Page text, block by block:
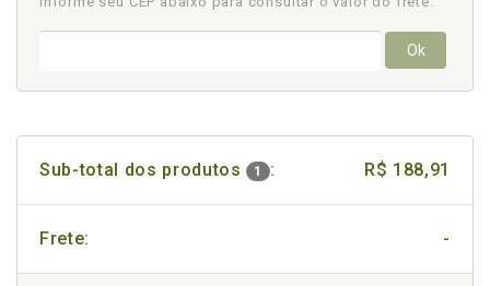
Ok
Sub-total dos produtos 1 : R$ 188,91
Frete: -